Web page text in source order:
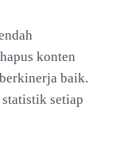
konten
baik.
setiap